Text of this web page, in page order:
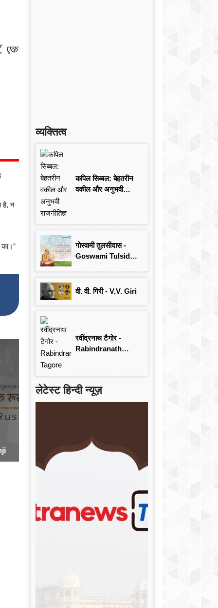
एक
है, न
व्यक्तित्व
कपिल सिब्बल: बेहतरीन
वकील और अनुभवी
गोस्वामी तुलसीदास -
Goswami Tulsidas:
वी. वी. गिरी - V.V. Giri
रवींद्रनाथ टैगोर -
Rabindranath
लेटेस्ट हिन्दी न्यूज़